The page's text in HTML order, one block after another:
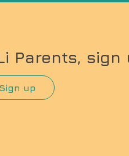
Parents,
Sign up